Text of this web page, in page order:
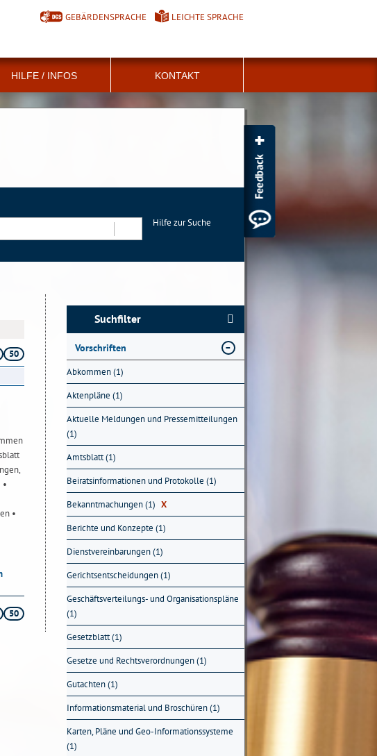
GEBÄRDENSPRACHE LEICHTE SPRACHE
HILFE / INFOS KONTAKT
Hilfe zur Suche
50
•
•
50
Suchfilter
Vorschriften
Abkommen (1)
Aktenpläne (1)
Aktuelle Meldungen und Pressemitteilungen
(1)
Amtsblatt (1)
Beiratsinformationen und Protokolle (1)
Bekanntmachungen (1) X
Berichte und Konzepte (1)
Dienstvereinbarungen (1)
Gerichtsentscheidungen (1)
Geschäftsverteilungs- und Organisationspläne
(1)
Gesetzblatt (1)
Gesetze und Rechtsverordnungen (1)
Gutachten (1)
Informationsmaterial und Broschüren (1)
Karten, Pläne und Geo-Informationssysteme
(1)